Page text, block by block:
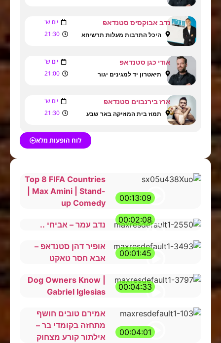
נדב אבוקסיס סטנדאפ יום ש'
היכל התרבות מעלות תרשיחא 21:30
אודי כגן סטנדאפ יום ש'
תיאטרון יד למגינים יגור 21:00
ארז בירנבוים סטנדאפ יום ש'
תמוז בית המוזיקה באר שבע 21:30
לוח הופעות מלא
00:13:09
Top 8 FIFA Countries
| Max Amini | Stand-
up Comedy
00:02:08
נדב עמר – אביחי ..
00:01:45
אופיר דהן סטנדאפ –
אבא חסר טאקט
00:04:33
Dog Owners Know |
Gabriel Iglesias
00:04:01
אמירם טובים חושף
מתחזה בקומדי בר –
אילתור קורע מצחוק